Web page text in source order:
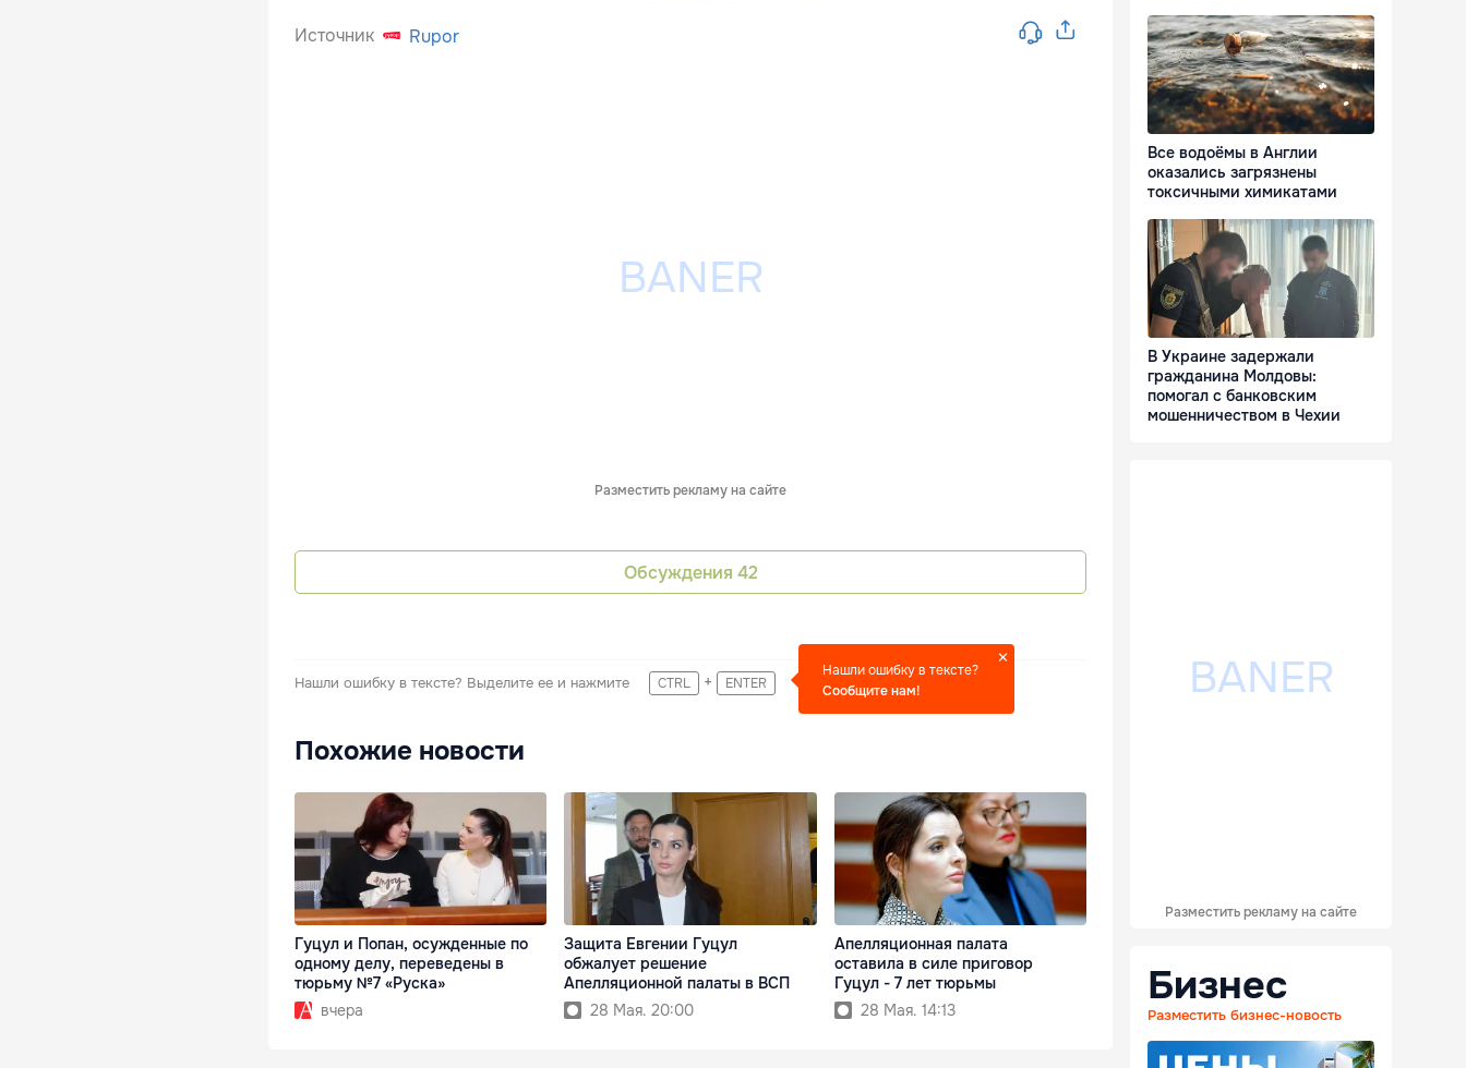
Источник Rupor
Разместить рекламу на сайте
Обсуждения 42
Нашли ошибку в тексте? Выделите ее и нажмите CTRL + ENTER
Нашли ошибку в тексте?
Сообщите нам!
Похожие новости
Гуцул и Попан, осужденные по
одному делу, переведены в
тюрьму №7 «Руска»
вчера
Защита Евгении Гуцул
обжалует решение
Апелляционной палаты в ВСП
28 Мая. 20:00
Апелляционная палата
оставила в силе приговор
Гуцул - 7 лет тюрьмы
28 Мая. 14:13
Все водоёмы в Англии
оказались загрязнены
токсичными химикатами
В Украине задержали
гражданина Молдовы:
помогал с банковским
мошенничеством в Чехии
Разместить рекламу на сайте
Бизнес
Разместить бизнес-новость